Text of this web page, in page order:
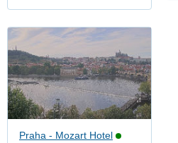
Praha - Mozart Hotel